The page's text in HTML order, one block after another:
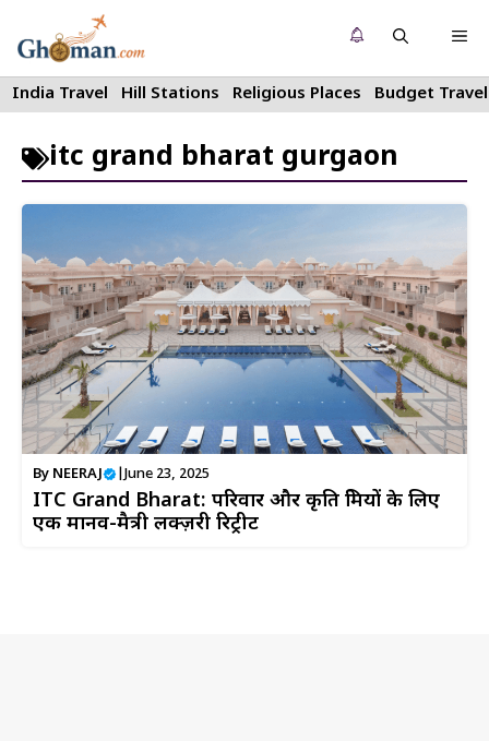
to
content
India Travel Hill Stations Religious Places Budget Travel
itc grand bharat gurgaon
By NEERAJ June 23, 2025
ITC Grand Bharat: परिवार और प्रकृति प्रेमियों के लिए
एक मानव-मैत्री लक्ज़री रिट्रीट